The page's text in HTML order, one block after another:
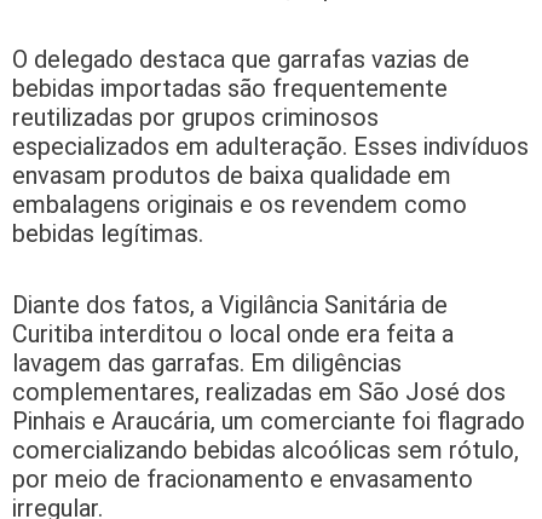
O delegado destaca que garrafas vazias de
bebidas importadas são frequentemente
reutilizadas por grupos criminosos
especializados em adulteração. Esses indivíduos
envasam produtos de baixa qualidade em
embalagens originais e os revendem como
bebidas legítimas.
Diante dos fatos, a Vigilância Sanitária de
Curitiba interditou o local onde era feita a
lavagem das garrafas. Em diligências
complementares, realizadas em São José dos
Pinhais e Araucária, um comerciante foi flagrado
comercializando bebidas alcoólicas sem rótulo,
por meio de fracionamento e envasamento
irregular.